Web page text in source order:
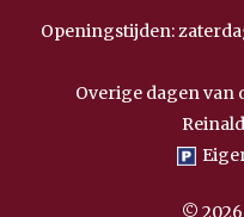
Openingstijden:
Overige dagen van
©